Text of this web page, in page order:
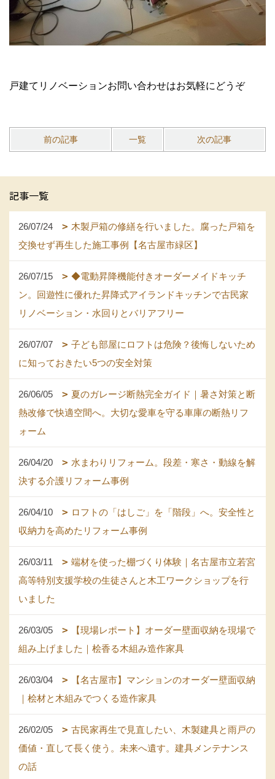
戸建てリノベーションお問い合わせはお気軽にどうぞ
前の記事 一覧 次の記事
記事一覧
26/07/24
木製戸箱の修繕を行いました。腐った戸箱を
交換せず再生した施工事例【名古屋市緑区】
26/07/15
◆電動昇降機能付きオーダーメイドキッチ
ン。回遊性に優れた昇降式アイランドキッチンで古民家
リノベーション・水回りとバリアフリー
26/07/07
子ども部屋にロフトは危険？後悔しないため
に知っておきたい5つの安全対策
26/06/05
夏のガレージ断熱完全ガイド｜暑さ対策と断
熱改修で快適空間へ。大切な愛車を守る車庫の断熱リフ
ォーム
26/04/20
水まわりリフォーム。段差・寒さ・動線を解
決する介護リフォーム事例
26/04/10
ロフトの「はしご」を「階段」へ。安全性と
収納力を高めたリフォーム事例
26/03/11
端材を使った棚づくり体験｜名古屋市立若宮
高等特別支援学校の生徒さんと木工ワークショップを行
いました
26/03/05
【現場レポート】オーダー壁面収納を現場で
組み上げました｜桧香る木組み造作家具
26/03/04
【名古屋市】マンションのオーダー壁面収納
｜桧材と木組みでつくる造作家具
26/02/05
古民家再生で見直したい、木製建具と雨戸の
価値・直して長く使う。未来へ遺す。建具メンテナンス
の話